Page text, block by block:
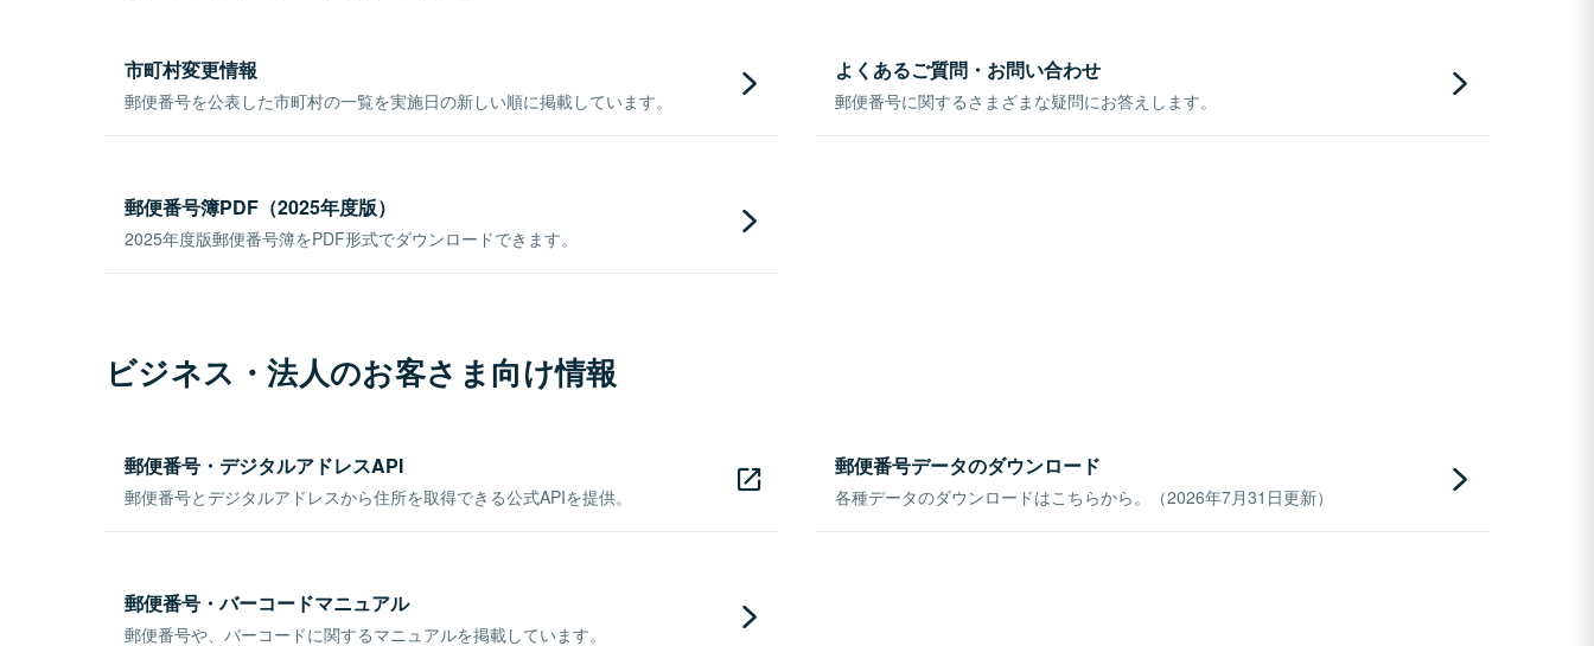
市町村変更情報
郵便番号を公表した市町村の一覧を実施日の新しい順に掲載しています。
よくあるご質問・お問い合わせ
郵便番号に関するさまざまな疑問にお答えします。
郵便番号簿PDF（2025年度版）
2025年度版郵便番号簿をPDF形式でダウンロードできます。
ビジネス・法人のお客さま向け情報
郵便番号・デジタルアドレスAPI
郵便番号とデジタルアドレスから住所を取得できる公式APIを提供。
郵便番号データのダウンロード
各種データのダウンロードはこちらから。（2026年7月31日更新）
郵便番号・バーコードマニュアル
郵便番号や、バーコードに関するマニュアルを掲載しています。